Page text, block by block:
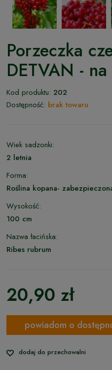
Porzeczka
DETVAN -
Kod produktu: 202
Dostępność: brak towaru
Wiek sadzonki:
2 letnia
Forma:
Roślina kopana-
Wysokość:
100 cm
Nazwa łacińska:
Ribes rubrum
20,90 zł
powiadom o
dodaj do przechowalni